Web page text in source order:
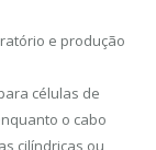
e produção
células de
o cabo
cilíndricas ou